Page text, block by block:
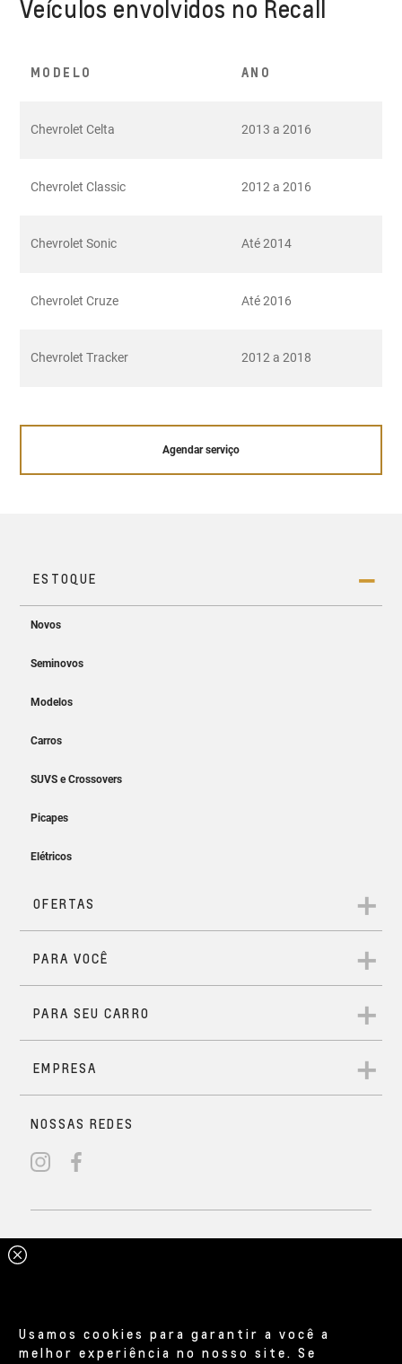
Veículos envolvidos no Recall
MODELO ANO
Chevrolet Celta 2013 a 2016
Chevrolet Classic 2012 a 2016
Chevrolet Sonic Até 2014
Chevrolet Cruze Até 2016
Chevrolet Tracker 2012 a 2018
Agendar serviço
Usamos cookies para garantir a você a
melhor experiência no nosso site. Se